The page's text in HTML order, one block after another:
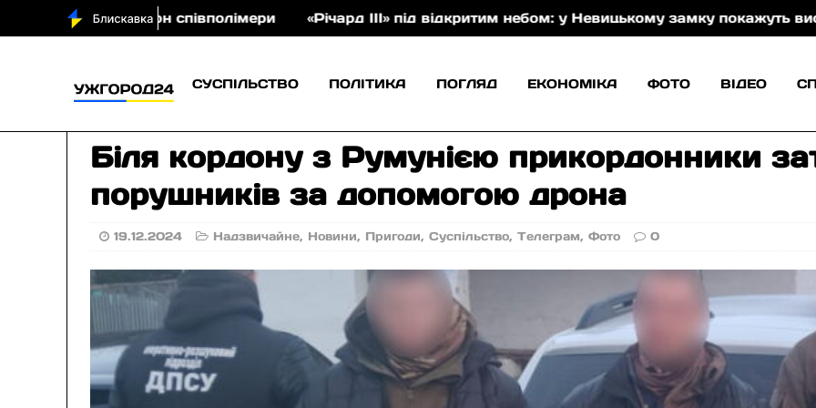
співполімери «Річард ІІІ» під відкритим небом: у Невицькому замку покажуть виставу
СУСПІЛЬСТВО ПОЛІТИКА ПОГЛЯД ЕКОНОМІКА ФОТО ВІДЕО
Біля кордону з Румунією прикордонники
порушників за допомогою дрона
19.12.2024 Надзвичайне, Новини, Пригоди,Суспільство,Телеграм,Фото 0